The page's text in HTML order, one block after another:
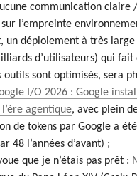
communication claire
l’empreinte
un déploiement à très
d’utilisateurs) qui
outils sont optimisés, sera
I/O 2026 : Google
agentique, avec plein
de tokens par Google a
48 l’années d’avant) ;
que je n’étais pas prêt :